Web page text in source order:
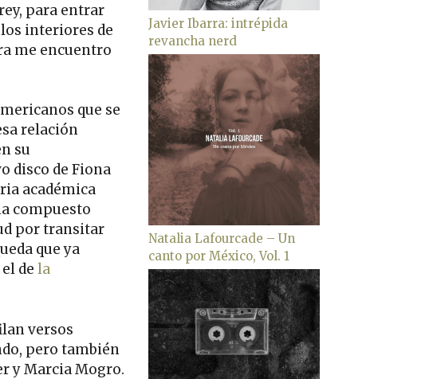
para entrar
interiores de
me encuentro
que se
relación
su
disco de Fiona
académica
compuesto
por transitar
que ya
de la
versos
pero también
y Marcia Mogro.
Javier Ibarra: intrépida
revancha nerd
Natalia Lafourcade – Un
canto por México, Vol. 1